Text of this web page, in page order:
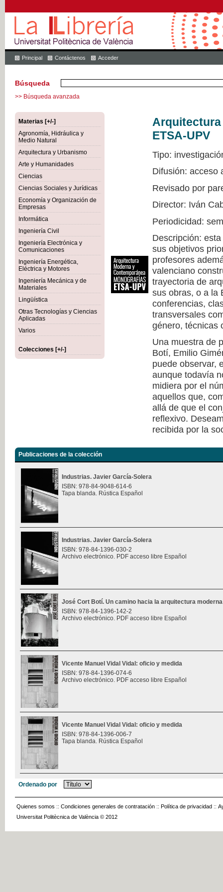
Principal Contáctenos Acceder
Búsqueda
>> Búsqueda avanzada
Materias [+/-]
Agronomía, Hidráulica y
Medio Natural
Arquitectura y Urbanismo
Arte y Humanidades
Ciencias
Ciencias Sociales y Jurídicas
Economía y Organización de
Empresas
Informática
Ingeniería Civil
Ingeniería Electrónica y
Comunicaciones
Ingeniería Energética,
Eléctrica y Motores
Ingeniería Mecánica y de
Materiales
Lingüística
Otras Tecnologías y Ciencias
Aplicadas
Varios
Colecciones [+/-]
Arquitectura
ETSA-UPV
Tipo:
Difusión: acceso
Revisado por
Director: Iván
Periodicidad:
Descripción:
sus objetivos
profesores
valenciano
trayectoria de
sus obras, o a la
conferencias,
transversales
género, técnicas
Una muestra de
Botí, Emilio
puede observar,
aunque todavía
midiera por el
aquellos que,
allá de que el
reflexivo.
recibida por la
Publicaciones de la colección
Industrias. Javier García-Solera
ISBN: 978-84-9048-614-6
Tapa blanda. Rústica Español
Industrias. Javier García-Solera
ISBN: 978-84-1396-030-2
Archivo electrónico. PDF acceso libre Español
José Cort Botí. Un camino hacia la arquitectura moderna
ISBN: 978-84-1396-142-2
Archivo electrónico. PDF acceso libre Español
Vicente Manuel Vidal Vidal: oficio y medida
ISBN: 978-84-1396-074-6
Archivo electrónico. PDF acceso libre Español
Vicente Manuel Vidal Vidal: oficio y medida
ISBN: 978-84-1396-006-7
Tapa blanda. Rústica Español
Ordenado por
Quienes somos :: Condiciones generales de contratación :: Política de privacidad ::
Universitat Politècnica de València © 2012